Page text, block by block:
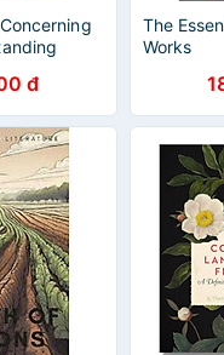
đ
The
Works